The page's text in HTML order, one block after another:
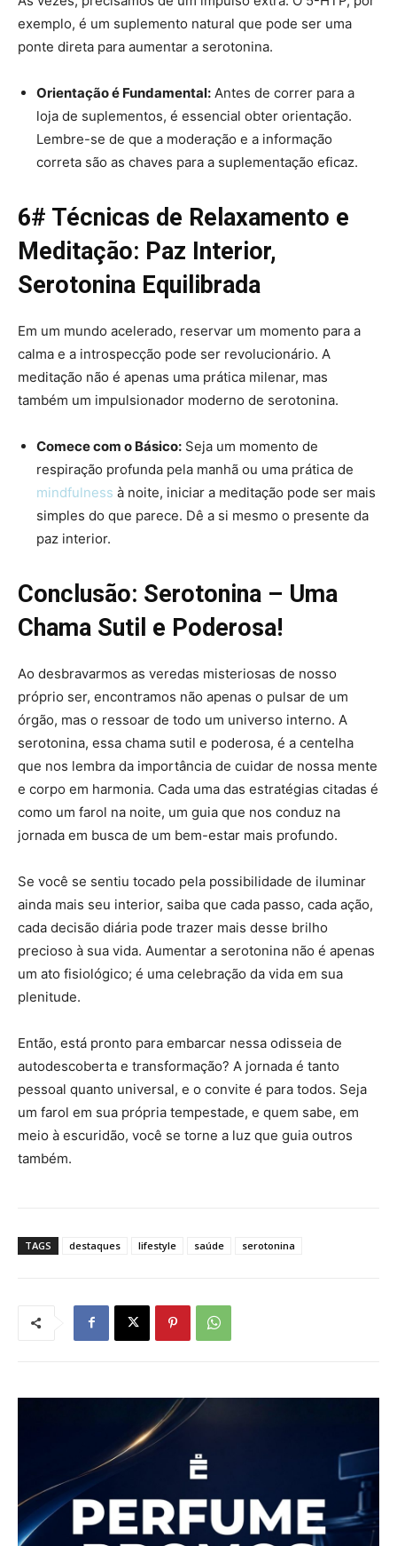
exemplo, é um suplemento natural que pode ser uma
ponte direta para aumentar a serotonina.
Orientação é Fundamental: Antes de correr para a
loja de suplementos, é essencial obter orientação.
Lembre-se de que a moderação e a informação
correta são as chaves para a suplementação eficaz.
6# Técnicas de Relaxamento e
Meditação: Paz Interior,
Serotonina Equilibrada
Em um mundo acelerado, reservar um momento para a
calma e a introspecção pode ser revolucionário. A
meditação não é apenas uma prática milenar, mas
também um impulsionador moderno de serotonina.
Comece com o Básico: Seja um momento de
respiração profunda pela manhã ou uma prática de
mindfulness à noite, iniciar a meditação pode ser mais
simples do que parece. Dê a si mesmo o presente da
paz interior.
Conclusão: Serotonina – Uma
Chama Sutil e Poderosa!
Ao desbravarmos as veredas misteriosas de nosso
próprio ser, encontramos não apenas o pulsar de um
órgão, mas o ressoar de todo um universo interno. A
serotonina, essa chama sutil e poderosa, é a centelha
que nos lembra da importância de cuidar de nossa mente
e corpo em harmonia. Cada uma das estratégias citadas é
como um farol na noite, um guia que nos conduz na
jornada em busca de um bem-estar mais profundo.
Se você se sentiu tocado pela possibilidade de iluminar
ainda mais seu interior, saiba que cada passo, cada ação,
cada decisão diária pode trazer mais desse brilho
precioso à sua vida. Aumentar a serotonina não é apenas
um ato fisiológico; é uma celebração da vida em sua
plenitude.
Então, está pronto para embarcar nessa odisseia de
autodescoberta e transformação? A jornada é tanto
pessoal quanto universal, e o convite é para todos. Seja
um farol em sua própria tempestade, e quem sabe, em
meio à escuridão, você se torne a luz que guia outros
também.
TAGS destaques lifestyle saúde serotonina